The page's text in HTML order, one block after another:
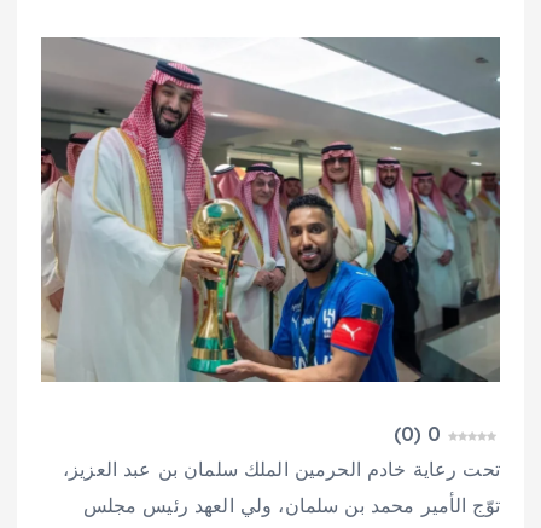
0
(
0
)
تحت رعاية خادم الحرمين الملك سلمان بن عبد العزيز،
توّج الأمير محمد بن سلمان، ولي العهد رئيس مجلس